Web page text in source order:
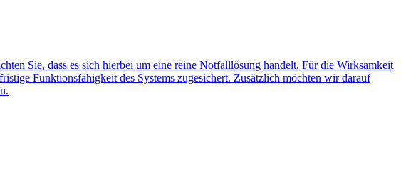
Sie, dass es sich hierbei um eine reine Notfalllösung handelt. Für die Wirksamkeit
Funktionsfähigkeit des Systems zugesichert. Zusätzlich möchten wir darauf